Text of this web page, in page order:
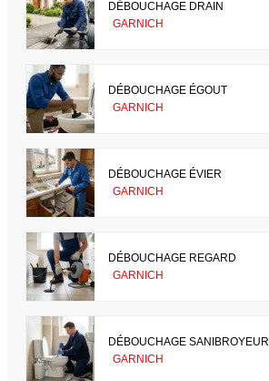
DÉBOUCHAGE DRAIN
GARNICH
DÉBOUCHAGE ÉGOUT
GARNICH
DÉBOUCHAGE ÉVIER
GARNICH
DÉBOUCHAGE REGARD
GARNICH
DÉBOUCHAGE SANIBROYEUR
GARNICH